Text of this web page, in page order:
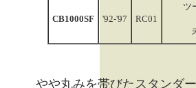
CB1000SF '92-'97 RC01
ツ
やや丸みを帯びたスタンダ